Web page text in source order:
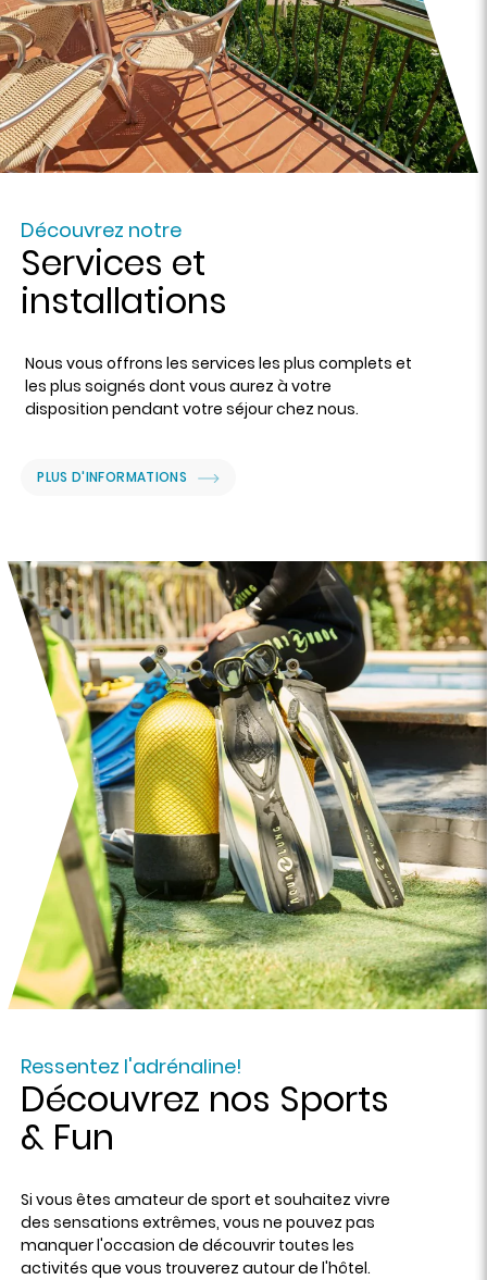
Découvrez notre
Services et
installations
Nous vous offrons les services les plus complets et
les plus soignés dont vous aurez à votre
disposition pendant votre séjour chez nous.
PLUS D'INFORMATIONS
Ressentez l'adrénaline!
Découvrez nos Sports
& Fun
Si vous êtes amateur de sport et souhaitez vivre
des sensations extrêmes, vous ne pouvez pas
manquer l'occasion de découvrir toutes les
activités que vous trouverez autour de l'hôtel.